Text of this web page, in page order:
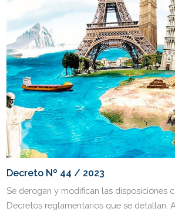
Decreto Nº 44 / 2023
Se derogan y modifican las disposiciones
Decretos reglamentarios que se detallan.